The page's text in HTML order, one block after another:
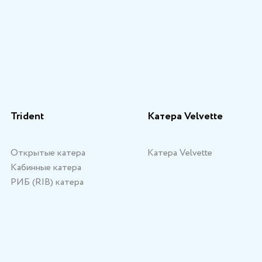
Trident
Открытые катера
Кабинные катера
РИБ (RIB) катера
Катера Velvette
Катера Velvette